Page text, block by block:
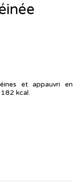
et appauvri en
kcal.